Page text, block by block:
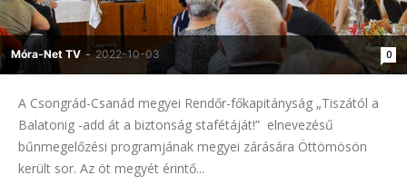
Móra-Net TV - 2022-10-03 0
A Csongrád-Csanád megyei Rendőr-főkapitányság „Tiszától a
Balatonig -add át a biztonság stafétáját!” elnevezésű
bűnmegelőzési programjának megyei zárására Öttömösön
került sor. Az öt megyét érintő...